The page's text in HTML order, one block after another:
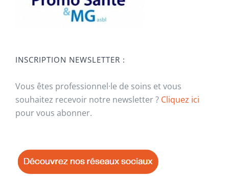
INSCRIPTION NEWSLETTER :
Vous êtes professionnel·le de soins et vous
souhaitez recevoir notre newsletter ? Cliquez ici
pour vous abonner.